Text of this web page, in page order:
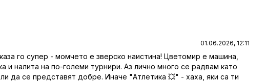
01.06.2026, 12:11
го супер - момчето е зверско наистина! Цветомир е машина,
и налита на по-големи турнири. Аз лично много се радвам като
да се представят добре. Иначе "Атлетика 💥" - хаха, яки са ти